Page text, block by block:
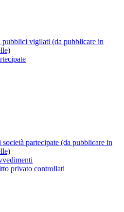
pubblici vigilati (da pubblicare in
società partecipate (da pubblicare in
privato controllati